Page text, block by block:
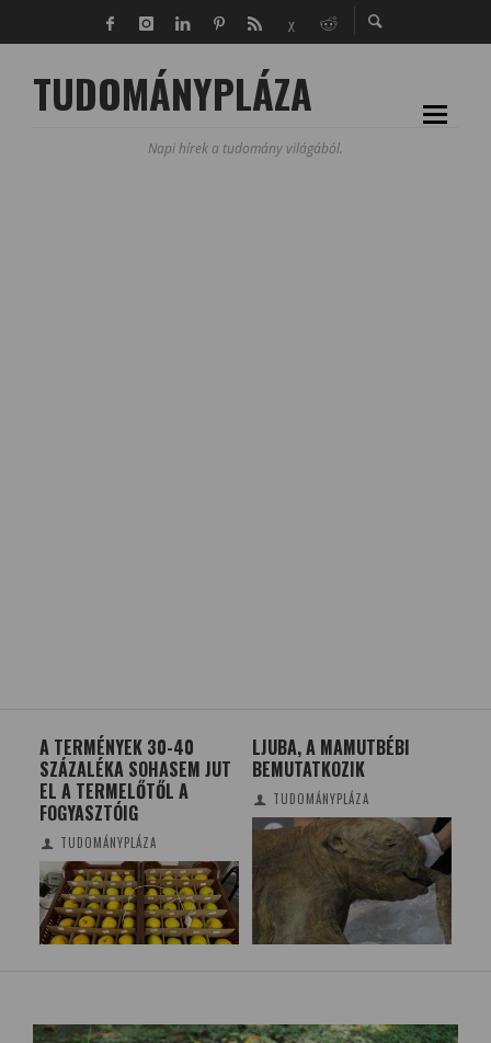
TUDOMÁNYPLÁZA
Napi hírek a tudomány világából.
A TERMÉNYEK 30-40
SZÁZALÉKA SOHASEM JUT
EL A TERMELŐTŐL A
FOGYASZTÓIG
TUDOMÁNYPLÁZA
LJUBA, A MAMUTBÉBI
BEMUTATKOZIK
TUDOMÁNYPLÁZA